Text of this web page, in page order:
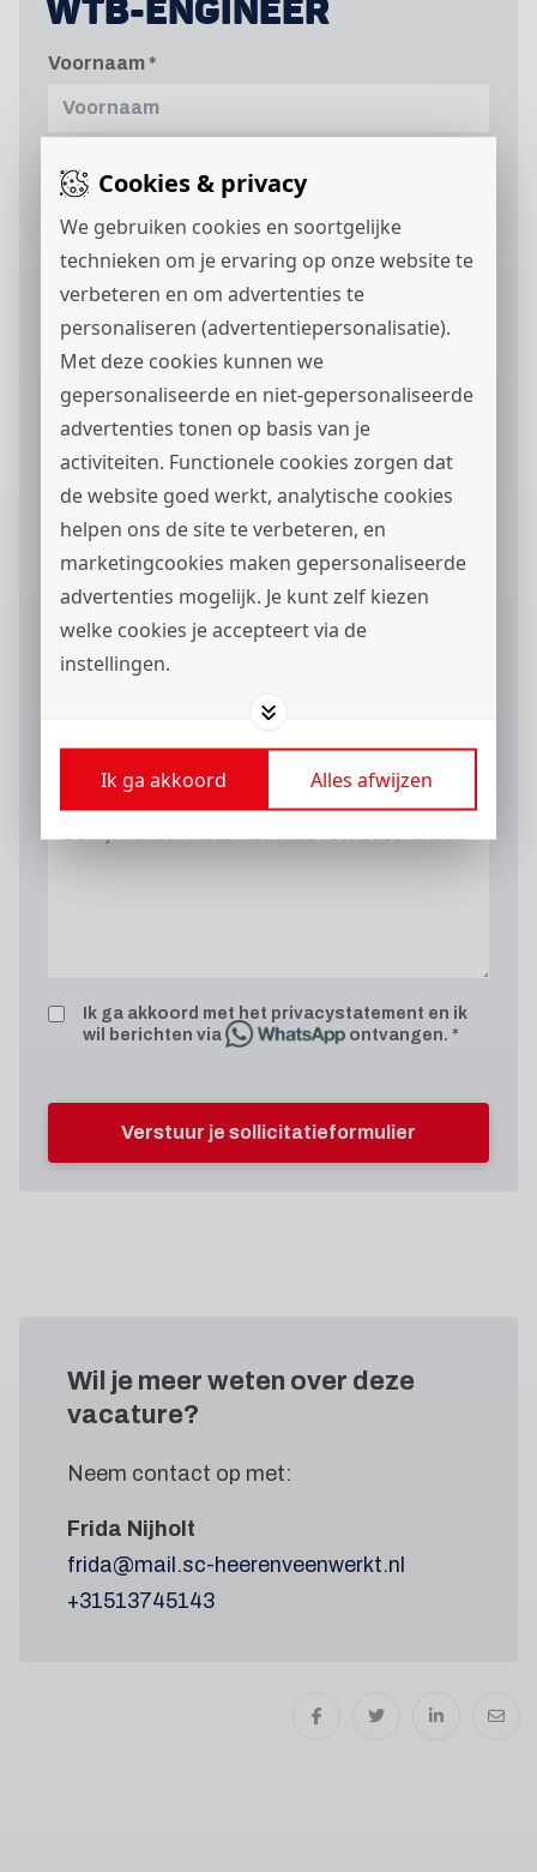
Cookies & privacy
We gebruiken cookies en soortgelijke
technieken om je ervaring op onze website te
verbeteren en om advertenties te
personaliseren (advertentiepersonalisatie).
Met deze cookies kunnen we
gepersonaliseerde en niet-gepersonaliseerde
advertenties tonen op basis van je
activiteiten. Functionele cookies zorgen dat
de website goed werkt, analytische cookies
helpen ons de site te verbeteren, en
marketingcookies maken gepersonaliseerde
advertenties mogelijk. Je kunt zelf kiezen
welke cookies je accepteert via de
instellingen.
Ik ga akkoord Alles afwijzen
WTB-ENGINEER
Voornaam
Achternaam
Mobielnummer
Nederland
E-mailadres
Curriculum vitae
Motivatie
Ik ga akkoord met het privacystatement en ik
wil berichten via
ontvangen.
Verstuur je sollicitatieformulier
Wil je meer weten over deze
vacature?
Neem contact op met:
Frida Nijholt
frida@mail.sc-heerenveenwerkt.nl
+31513745143